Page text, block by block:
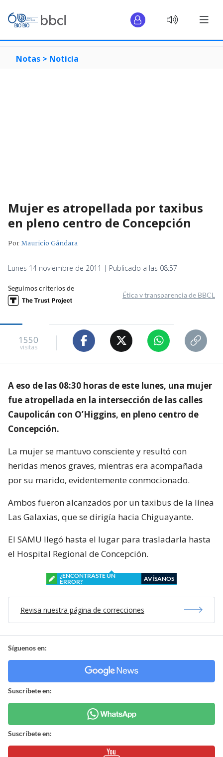
Notas > Noticia
Mujer es atropellada por taxibus
en pleno centro de Concepción
PorMauricio Gándara
Lunes 14 noviembre de 2011 | Publicado a las 08:57
Seguimos criterios de
Ética y transparencia de BBCL
1550
visitas
A eso de las 08:30 horas de este lunes, una mujer
fue atropellada en la intersección de las calles
Caupolicán con O’Higgins, en pleno centro de
Concepción.
La mujer se mantuvo consciente y resultó con
heridas menos graves, mientras era acompañada
por su marido, evidentemente conmocionado.
Ambos fueron alcanzados por un taxibus de la línea
Las Galaxias, que se dirigía hacia Chiguayante.
El SAMU llegó hasta el lugar para trasladarla hasta
el Hospital Regional de Concepción.
¿ENCONTRASTE UN
ERROR?
AVÍSANOS
Revisa nuestra página de correcciones
Síguenos en:
Suscríbete en:
Suscríbete en: